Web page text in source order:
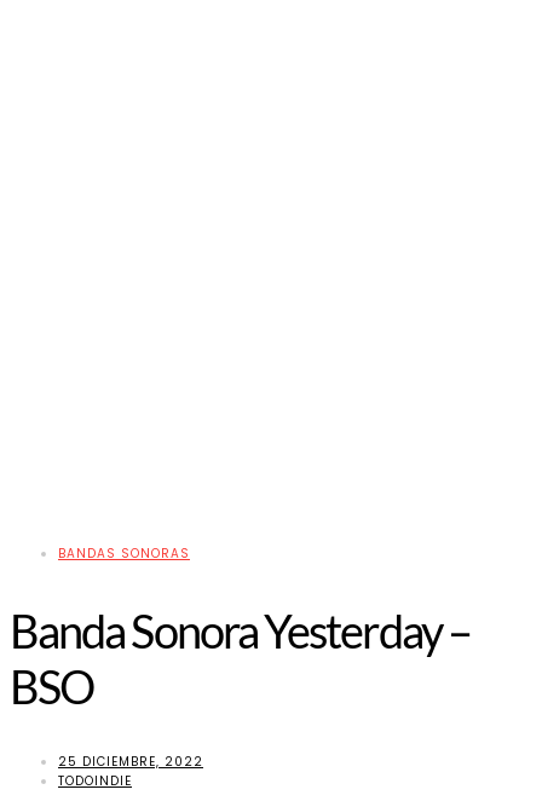
BANDAS SONORAS
Banda Sonora Yesterday –
BSO
25 DICIEMBRE, 2022
TODOINDIE